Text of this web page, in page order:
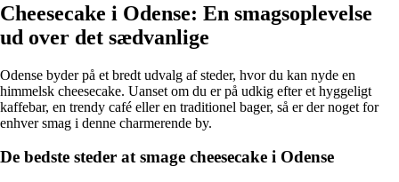
Cheesecake i Odense: En smagsoplevelse
ud over det sædvanlige
Odense byder på et bredt udvalg af steder, hvor du kan nyde en
himmelsk cheesecake. Uanset om du er på udkig efter et hyggeligt
kaffebar, en trendy café eller en traditionel bager, så er der noget for
enhver smag i denne charmerende by.
De bedste steder at smage cheesecake i Odense